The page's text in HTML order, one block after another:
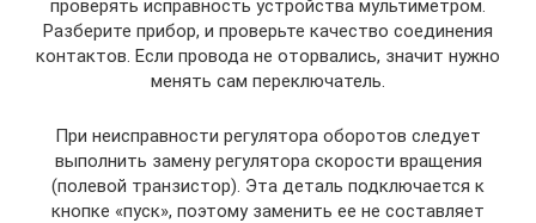
проверять исправность устройства мультиметром.
Разберите прибор, и проверьте качество соединения
контактов. Если провода не оторвались, значит нужно
менять сам переключатель.
При неисправности регулятора оборотов следует
выполнить замену регулятора скорости вращения
(полевой транзистор). Эта деталь подключается к
кнопке «пуск», поэтому заменить ее не составляет